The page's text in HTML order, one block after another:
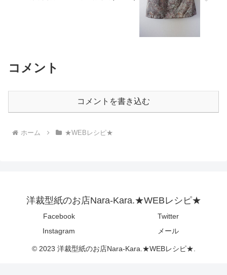
コメント
コメントを書き込む
ホーム ★WEBレシピ★
洋裁型紙のお店Nara-Kara.★WEBレシピ★
Facebook
Twitter
Instagram
メール
© 2023 洋裁型紙のお店Nara-Kara.★WEBレシピ★.